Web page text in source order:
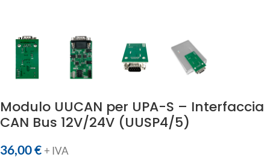
Modulo UUCAN per UPA-S – Interfaccia
CAN Bus 12V/24V (UUSP4/5)
36,00€ + IVA